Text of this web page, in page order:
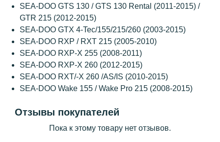
SEA-DOO GTS 130 / GTS 130 Rental (2011-2015) /
GTR 215 (2012-2015)
SEA-DOO GTX 4-Tec/155/215/260 (2003-2015)
SEA-DOO RXP / RXT 215 (2005-2010)
SEA-DOO RXP-X 255 (2008-2011)
SEA-DOO RXP-X 260 (2012-2015)
SEA-DOO RXT/-X 260 /AS/IS (2010-2015)
SEA-DOO Wake 155 / Wake Pro 215 (2008-2015)
Отзывы покупателей
Пока к этому товару нет отзывов.